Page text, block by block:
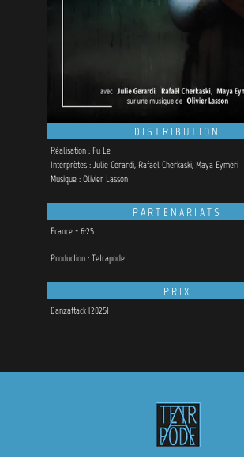
PARTENARIATS
France - 6:25
Production : Tetrapode
PRIX
Danzattack (2025)
DISTRIBUTION
Réalisation : Fu Le
Interprètes : Julie Gerardi, Rafaël Cherkaski, Maya Eymeri
Musique : Olivier Lasson